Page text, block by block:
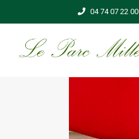
04 74 07 22 00